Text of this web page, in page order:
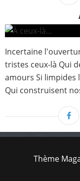
Incertaine
tristes ceux-là Qui
amours Si limpides
Qui construisent
Thème